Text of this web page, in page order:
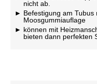
nicht ab.
Befestigung am
Moosgummiauflage
können mit
bieten dann perfekten